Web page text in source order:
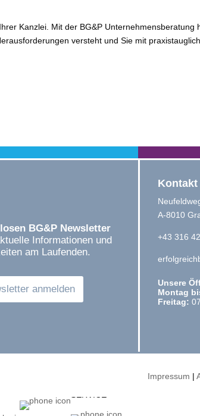
Kanzlei. Mit der BG&P Unternehmensberatung
ver­steht und Sie mit
BG&P Newsletter
Informationen und
am Laufenden.
anmelden
Kontakt
A-8010
+43 316
Unsere
Montag
Freitag:
Impressum |